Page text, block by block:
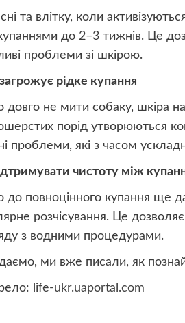
та влітку, коли
до 2–3 тижнів. Це
проблеми зі шкірою.
рідке купання
не мити собаку, шкіра
порід утворюються
проблеми, які з часом
чистоту між
повноцінного купання ще
розчісування. Це
з водними процедурами.
ми вже писали, як
life-ukr.uaportal.com